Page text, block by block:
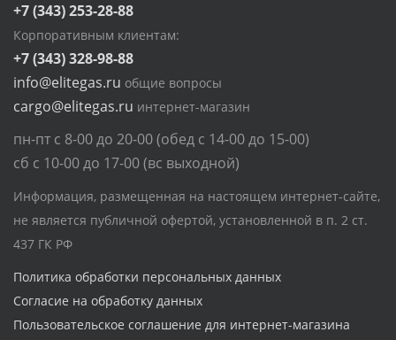
+7 (343) 253-28-88
Корпоративным клиентам:
+7 (343) 328-98-88
info@elitegas.ru общие вопросы
cargo@elitegas.ru интернет-магазин
пн-пт с 8-00 до 20-00 (обед с 14-00 до 15-00)
сб с 10-00 до 17-00 (вс выходной)
Информация, размещенная на настоящем интернет-сайте,
не является публичной офертой, установленной в п. 2 ст.
437 ГК РФ
Политика обработки персональных данных
Согласие на обработку данных
Пользовательское соглашение для интернет-магазина